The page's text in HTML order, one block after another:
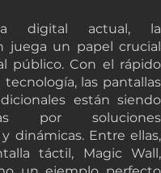
digital actual, la
juega un papel crucial
público. Con el rápido
tecnología, las pantallas
están siendo
por soluciones
dinámicas. Entre ellas,
táctil, Magic Wall,